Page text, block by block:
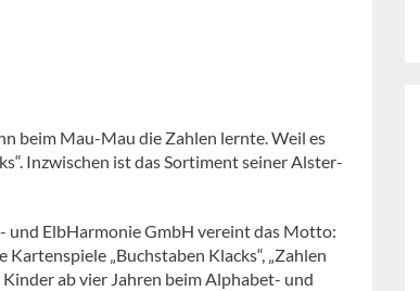
beim Mau-Mau die Zahlen lernte. Weil es
Inzwischen ist das Sortiment seiner Alster-
und ElbHarmonie GmbH vereint das Motto:
Kartenspiele „Buchstaben Klacks“, „Zahlen
ab vier Jahren beim Alphabet- und